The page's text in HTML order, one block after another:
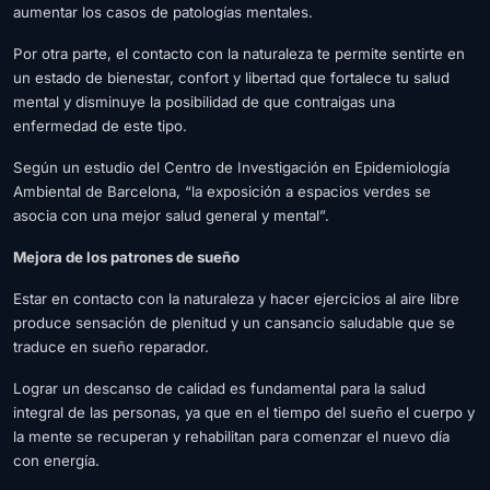
aumentar los casos de patologías mentales.
Por otra parte, el contacto con la naturaleza te permite sentirte en
un estado de bienestar, confort y libertad que fortalece tu salud
mental y disminuye la posibilidad de que contraigas una
enfermedad de este tipo.
Según un estudio del Centro de Investigación en Epidemiología
Ambiental de Barcelona, “la exposición a espacios verdes se
asocia con una mejor salud general y mental”.
Mejora de los patrones de sueño
Estar en contacto con la naturaleza y hacer ejercicios al aire libre
produce sensación de plenitud y un cansancio saludable que se
traduce en sueño reparador.
Lograr un descanso de calidad es fundamental para la salud
integral de las personas, ya que en el tiempo del sueño el cuerpo y
la mente se recuperan y rehabilitan para comenzar el nuevo día
con energía.